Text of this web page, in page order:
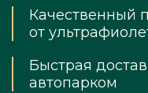
Качественный
от
Быстрая
автопарком